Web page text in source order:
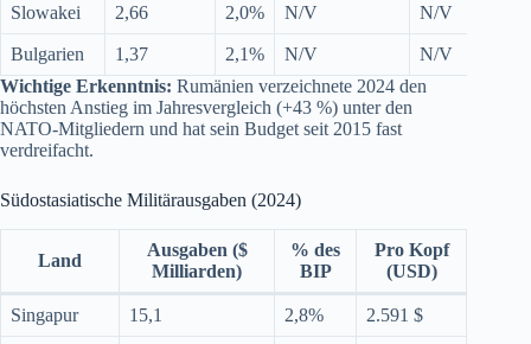
Slowakei 2,66 2,0% N/V N/V
Bulgarien 1,37 2,1% N/V
N/V
Wichtige Erkenntnis: Rumänien verzeichnete 2024 den
höchsten Anstieg im Jahresvergleich (+43 %) unter den
NATO-Mitgliedern und hat sein Budget seit 2015 fast
verdreifacht.
Südostasiatische Militärausgaben (2024)
Land
Ausgaben ($
Milliarden)
% des
BIP
Pro Kopf
(USD)
Singapur 15,1 2,8% 2.591 $